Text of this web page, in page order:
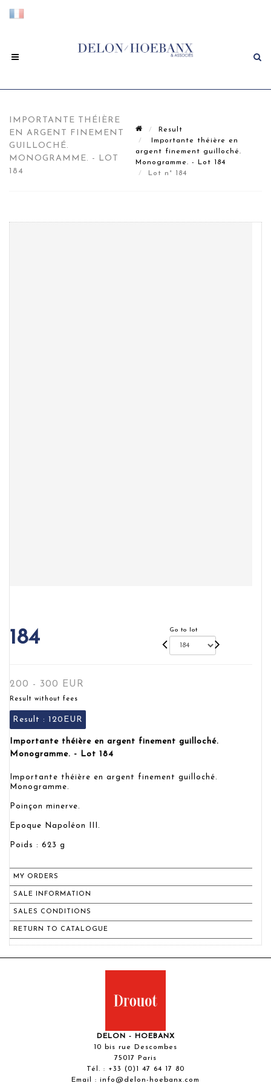
IMPORTANTE THÉIÈRE
EN ARGENT FINEMENT
GUILLOCHÉ.
MONOGRAMME. - LOT
184
Result
Importante théière en
argent finement guilloché.
Monogramme. - Lot 184
Lot n° 184
184 Go to lot
200 - 300 EUR
Result without fees
Result : 120EUR
Importante théière en argent finement guilloché.
Monogramme. - Lot 184
Importante théière en argent finement guilloché.
Monogramme.
Poinçon minerve.
Epoque Napoléon III.
Poids : 623 g
MY ORDERS
SALE INFORMATION
SALES CONDITIONS
RETURN TO CATALOGUE
DELON - HOEBANX
10 bis rue Descombes
75017 Paris
Tél. : +33 (0)1 47 64 17 80
Email : info@delon-hoebanx.com